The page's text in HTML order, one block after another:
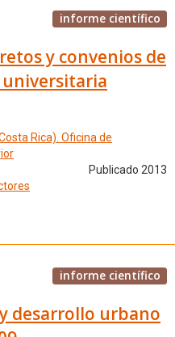
informe científico
y convenios de
Rica). Oficina de
Publicado 2013
informe científico
desarrollo urbano